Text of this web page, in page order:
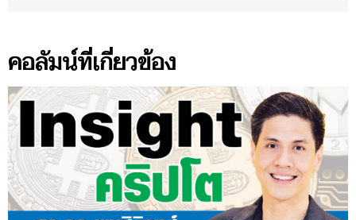
คอลัมน์ที่เกี่ยวข้อง